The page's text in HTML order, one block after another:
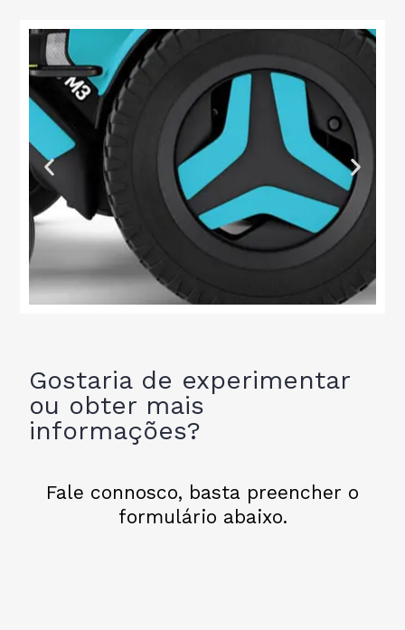
u
a
Gostaria de experimentar
ou obter mais
informações?
Fale connosco, basta preencher o
formulário abaixo.